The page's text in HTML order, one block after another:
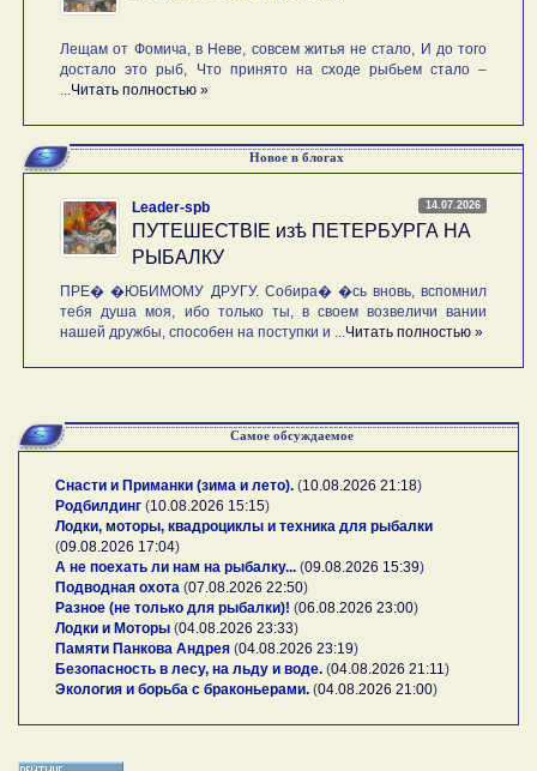
Лещам от Фомича, в Неве, совсем житья не стало, И до того
достало это рыб, Что принято на сходе рыбьем стало –
Читать полностью »
Новое в блогах
14.07.2026
Leader-spb
ПУТЕШЕСТВIE изѣ ПЕТЕРБУРГА НА
РЫБАЛКУ
ПРЕ� �ЮБИМОМУ ДРУГУ. Собира� �сь вновь, вспомнил
тебя душа моя, ибо только ты, в своем возвеличи вании
нашей дружбы, способен на поступки и ... Читать полностью »
Самое обсуждаемое
Снасти и Приманки (зима и лето). (10.08.2026 21:18)
Родбилдинг (10.08.2026 15:15)
Лодки, моторы, квадроциклы и техника для рыбалки
(09.08.2026 17:04)
А не поехать ли нам на рыбалку... (09.08.2026 15:39)
Подводная охота (07.08.2026 22:50)
Разное (не только для рыбалки)! (06.08.2026 23:00)
Лодки и Моторы (04.08.2026 23:33)
Памяти Панкова Андрея (04.08.2026 23:19)
Безопасность в лесу, на льду и воде. (04.08.2026 21:11 )
Экология и борьба с браконьерами. (04.08.2026 21:00)